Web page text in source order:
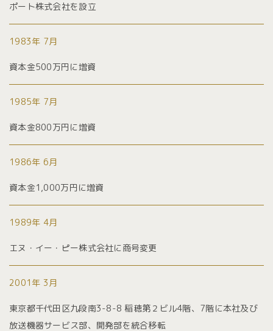
ポート株式会社を設立
1983年 7月
資本金500万円に増資
1985年 7月
資本金800万円に増資
1986年 6月
資本金1,000万円に増資
1989年 4月
エヌ・イー・ピー株式会社に商号変更
2001年 3月
東京都千代田区九段南3-8-8 稲穂第２ビル4階、7階に本社及び
放送機器サービス部、開発部を統合移転